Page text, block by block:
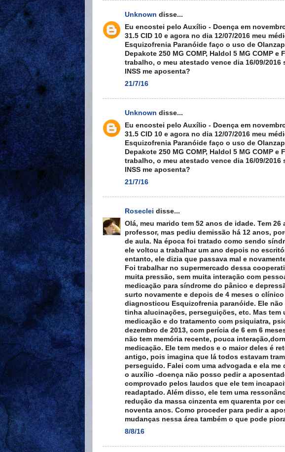
Unknown disse...
Eu encostei pelo Auxílio - Doença em
31.5 CID 10 e agora no dia 12/07/2016 meu
Esquizofrenia Paranóide faço o uso de
Depakote 250 MG COMP, Haldol 5 MG COMP
trabalho, o meu atestado vence dia 16/09/2016
INSS me aposenta?
21/7/16
Unknown disse...
Eu encostei pelo Auxílio - Doença em
31.5 CID 10 e agora no dia 12/07/2016 meu
Esquizofrenia Paranóide faço o uso de
Depakote 250 MG COMP, Haldol 5 MG COMP
trabalho, o meu atestado vence dia 16/09/2016
INSS me aposenta?
21/7/16
Roseclei disse...
Olá, meu marido tem 52 anos de idade. Tem
professor, mas pediu demissão há 12 anos,
de aula. Na época foi tratado como sendo
ele voltou a trabalhar um ano depois no
entanto, ele dizia que passava mal e
Foi trabalhar no supermercado dessa
muita pressão, sem muita interação com
medicação para síndrome do pânico e
surto novamente e depois de 4 meses o
diagnosticou Esquizofrenia paranóide. Ele
tinha alucinações, perseguições, etc. Mas tem
medicação e do tratamento com psiquiatra,
dezembro de 2013, com perícia de 6 em 6
não tem memória recente, pouca
medicação. Ele tem medos e o maior deles é
antigo, pois imagina que lá todos estavam
perseguido. Falei com uma advogada e ela
o auxílio -doença não posso pedir a
comprovado pelos laudos que ele tem
readaptado. Além disso, ele tem uma
redução da massa cinzenta em quarenta por
noventa anos. Como proceder para pedir a
mudanças nessa área também o que pode
8/8/16